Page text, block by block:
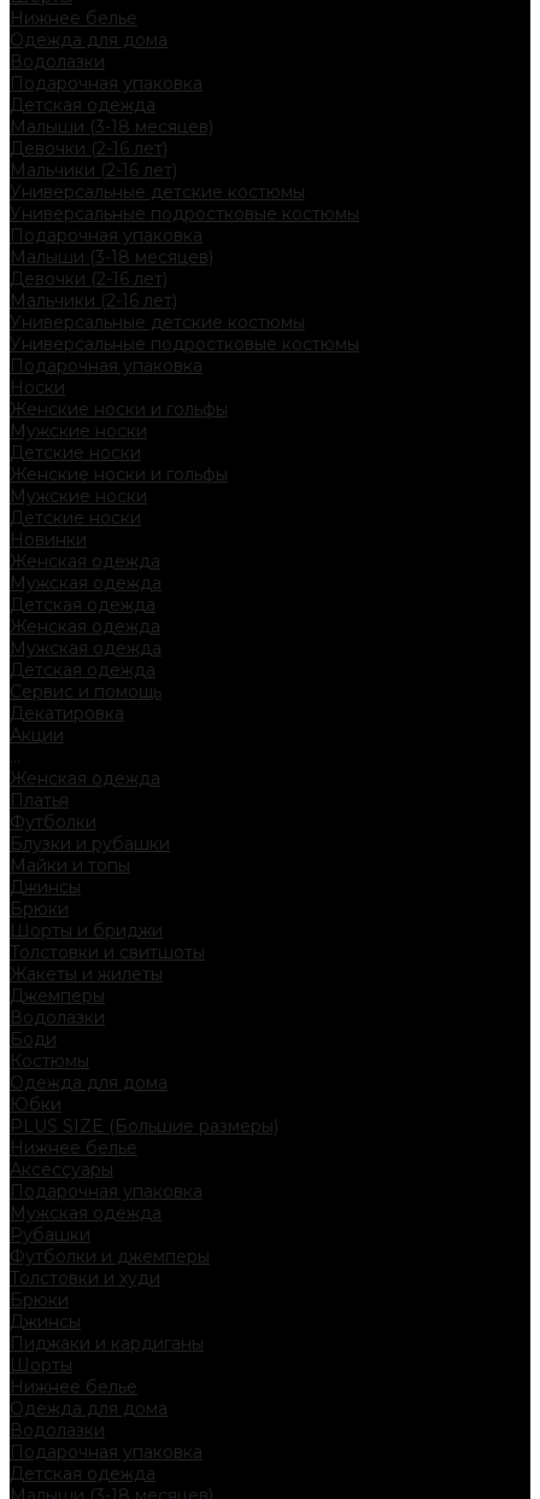
Нижнее белье
Одежда для дома
Водолазки
Подарочная упаковка
Детская одежда
Малыши (3-18 месяцев)
Девочки (2-16 лет)
Мальчики (2-16 лет)
Универсальные детские костюмы
Универсальные подростковые костюмы
Подарочная упаковка
Малыши (3-18 месяцев)
Девочки (2-16 лет)
Мальчики (2-16 лет)
Универсальные детские костюмы
Универсальные подростковые костюмы
Подарочная упаковка
Носки
Женские носки и гольфы
Мужские носки
Детские носки
Женские носки и гольфы
Мужские носки
Детские носки
Новинки
Женская одежда
Мужская одежда
Детская одежда
Женская одежда
Мужская одежда
Детская одежда
Сервис и помощь
Декатировка
Акции
...
Женская одежда
Платья
Футболки
Блузки и рубашки
Майки и топы
Джинсы
Брюки
Шорты и бриджи
Толстовки и свитшоты
Жакеты и жилеты
Джемперы
Водолазки
Боди
Костюмы
Одежда для дома
Юбки
PLUS SIZE (Большие размеры)
Нижнее белье
Аксессуары
Подарочная упаковка
Мужская одежда
Рубашки
Футболки и джемперы
Толстовки и худи
Брюки
Джинсы
Пиджаки и кардиганы
Шорты
Нижнее белье
Одежда для дома
Водолазки
Подарочная упаковка
Детская одежда